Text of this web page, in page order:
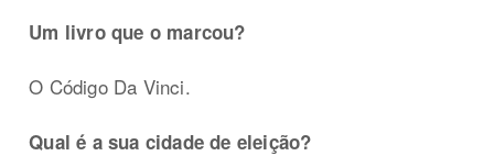
Um livro que o marcou?
O Código Da Vinci.
Qual é a sua cidade de eleição?